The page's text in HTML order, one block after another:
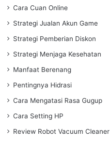
Cara Cuan Online
Strategi Jualan Akun Game
Strategi Pemberian Diskon
Strategi Menjaga Kesehatan
Manfaat Berenang
Pentingnya Hidrasi
Cara Mengatasi Rasa Gugup
Cara Setting HP
Review Robot Vacuum Cleaner